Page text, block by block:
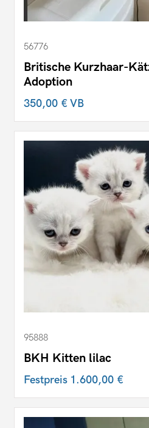
56776
Britische Kurzhaar-
Adoption
350,00 €VB
95888
BKH Kitten lilac
Festpreis 1.600,00 €